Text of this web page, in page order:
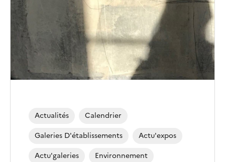
Actualités
Calendrier
Galeries D'établissements
Actu'expos
Actu'galeries
Environnement